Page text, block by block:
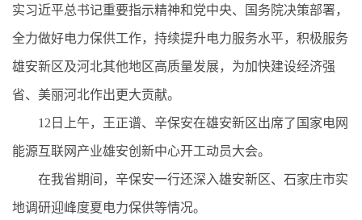
实习近平总书记重要指示精神和党中央、国务院决策部署，
全力做好电力保供工作，持续提升电力服务水平，积极服务
雄安新区及河北其他地区高质量发展，为加快建设经济强
省、美丽河北作出更大贡献。
12日上午，王正谱、辛保安在雄安新区出席了国家电网
能源互联网产业雄安创新中心开工动员大会。
在我省期间，辛保安一行还深入雄安新区、石家庄市实
地调研迎峰度夏电力保供等情况。